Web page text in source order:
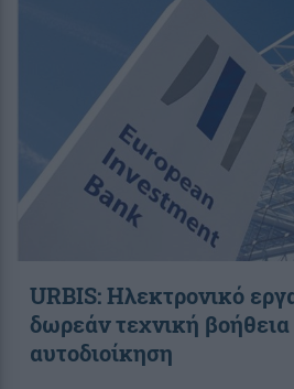
URBIS: Ηλεκτρονικό
δωρεάν τεχνική
αυτοδιοίκηση